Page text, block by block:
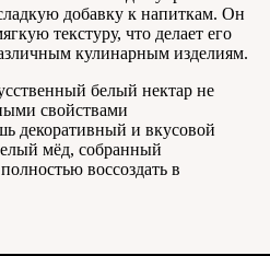
добавку к напиткам. Он
текстуру, что делает его
кулинарным изделиям.
белый нектар не
свойствами
декоративный и вкусовой
мёд, собранный
воссоздать в